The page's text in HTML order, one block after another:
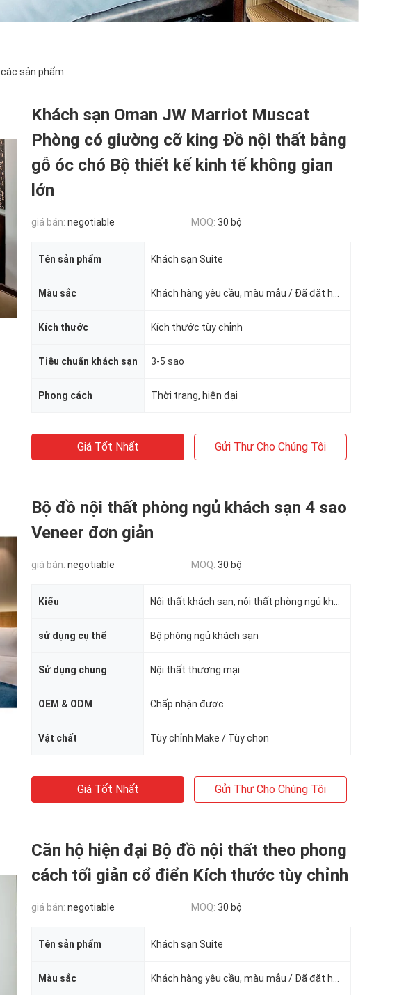
các sản phẩm.
Khách sạn Oman JW Marriot Muscat
Phòng có giường cỡ king Đồ nội thất bằng
gỗ óc chó Bộ thiết kế kinh tế không gian
lớn
giá bán: negotiable MOQ: 30 bộ
Tên sản phẩm Khách sạn Suite
Màu sắc
Kích thước Kích thước tùy chỉnh
Tiêu chuẩn khách sạn 3-5 sao
Phong cách Thời trang, hiện đại
Giá Tốt Nhất Gửi Thư Cho Chúng Tôi
Bộ đồ nội thất phòng ngủ khách sạn 4 sao
Veneer đơn giản
giá bán: negotiable MOQ: 30 bộ
Kiểu
sử dụng cụ thể Bộ phòng ngủ khách sạn
Sử dụng chung Nội thất thương mại
OEM & ODM Chấp nhận được
Vật chất Tùy chỉnh Make / Tùy chọn
Giá Tốt Nhất Gửi Thư Cho Chúng Tôi
Căn hộ hiện đại Bộ đồ nội thất theo phong
cách tối giản cổ điển Kích thước tùy chỉnh
giá bán: negotiable MOQ: 30 bộ
Tên sản phẩm Khách sạn Suite
Màu sắc